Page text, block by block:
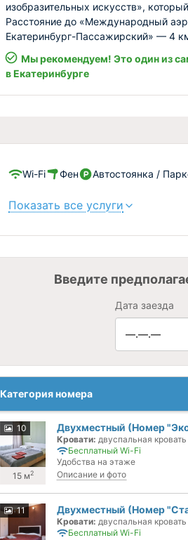
изобразительных искусств»,
Расстояние до «Международный
Екатеринбург-Пассажирский» — 4
Мы рекомендуем! Это один из
в Екатеринбурге
Wi-Fi Фен Автостоянка /
Показать все услуги
Введите
Дата заезда
—.—.—
Категория номера
10
15 м2
Двухместный (Номер
Кровати: двуспальная кровать
Бесплатный Wi-Fi
Удобства на этаже
Описание и фото
11 Двухместный (Номер
Кровати: двуспальная кровать
Бесплатный Wi-Fi